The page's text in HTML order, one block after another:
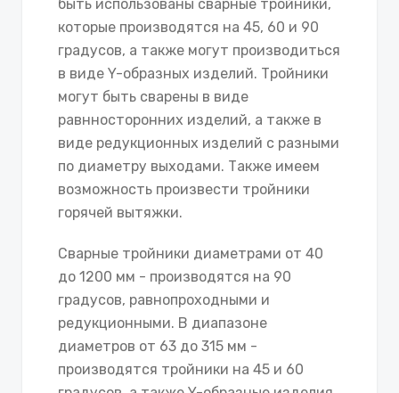
быть использованы сварные тройники,
которые производятся на 45, 60 и 90
градусов, а также могут производиться
в виде Y-образных изделий. Тройники
могут быть сварены в виде
равнносторонних изделий, а также в
виде редукционных изделий с разными
по диаметру выходами. Также имеем
возможность произвести тройники
горячей вытяжки.
Сварные тройники диаметрами от 40
до 1200 мм - производятся на 90
градусов, равнопроходными и
редукционными. В диапазоне
диаметров от 63 до 315 мм -
производятся тройники на 45 и 60